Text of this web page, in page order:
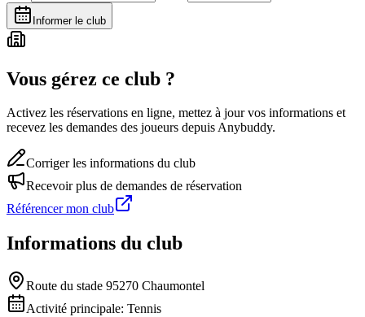
Informer le club
Vous gérez ce club ?
Activez les réservations en ligne, mettez à jour vos informations et
recevez les demandes des joueurs depuis Anybuddy.
Corriger les informations du club
Recevoir plus de demandes de réservation
Référencer mon club
Informations du club
Route du stade 95270 Chaumontel
Activité principale: Tennis